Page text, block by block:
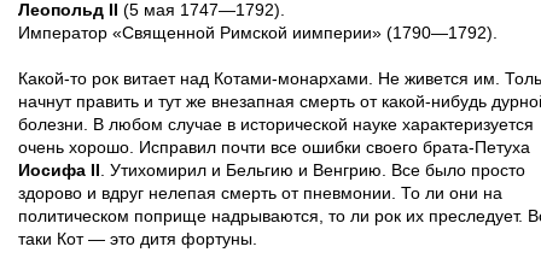
Леопольд II
(5 мая 1747—1792).
Император «Священной Римской иимперии» (1790—1792).
Какой-то рок витает над Котами-монархами. Не живется им.
начнут править и тут же внезапная смерть от какой-нибудь
болезни. В любом случае в исторической науке характеризуется
очень хорошо. Исправил почти все ошибки своего брата-Петуха
Иосифа II . Утихомирил и Бельгию и Венгрию. Все было просто
здорово и вдруг нелепая смерть от пневмонии. То ли они на
политическом поприще надрываются, то ли рок их преследует.
таки Кот — это дитя фортуны.